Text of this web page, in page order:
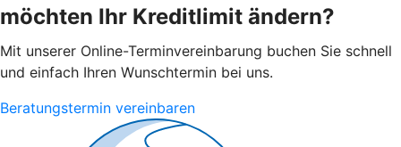
möchten Ihr Kreditlimit ändern?
Mit unserer Online-Terminvereinbarung buchen Sie schnell
und einfach Ihren Wunschtermin bei uns.
Beratungstermin vereinbaren